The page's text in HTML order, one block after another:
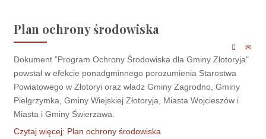
Plan ochrony środowiska
Dokument "Program Ochrony Środowiska dla Gminy Złotoryja"
powstał w efekcie ponadgminnego porozumienia Starostwa
Powiatowego w Złotoryi oraz władz Gminy Zagrodno, Gminy
Pielgrzymka, Gminy Wiejskiej Złotoryja, Miasta Wojcieszów i
Miasta i Gminy Świerzawa.
Czytaj więcej: Plan ochrony środowiska